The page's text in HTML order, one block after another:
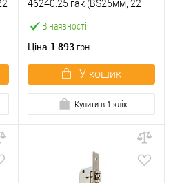
В наявності
46240.25 гак (BS25мм, 22
Ціна 1 893 грн.
У кошик
Купити в 1 клік